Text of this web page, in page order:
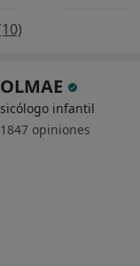
infantil
1847 opiniones